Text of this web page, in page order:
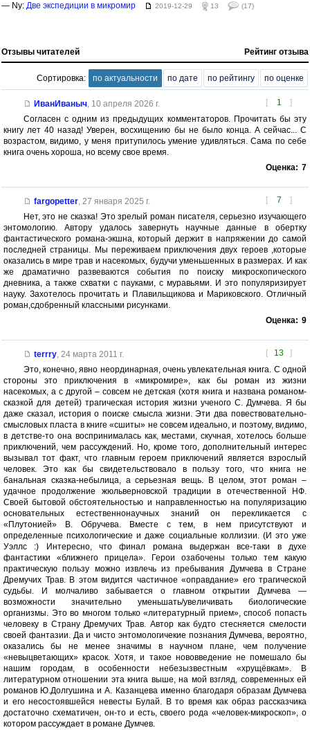
— Ny: Две экспедиции в микромир 2019-12-29 13 (17)
Отзывы читателей Рейтинг отзыва
Сортировка: по актуальности по дате по рейтингу по оценке
[ 1 ]
ИванИваныч, 10 апреля 2026 г.
Согласен с одним из предыдущих комментаторов. Прочитать бы эту
книгу лет 40 назад! Уверен, восхищению бы не было конца. А сейчас... С
возрастом, видимо, у меня притупилось умение удивляться. Сама по себе
книга очень хороша, но всему свое время.
Оценка: 7
[ 7 ]
fargopetter, 27 января 2025 г.
Нет, это не сказка! Это зрелый роман писателя, серьезно изучающего
энтомологию. Автору удалось завернуть научные данные в обертку
фантастического романа-экшна, который держит в напряжении до самой
последней страницы. Мы переживаем приключения двух героев ,которые
оказались в мире трав и насекомых, будучи уменьшенных в размерах. И как
же драматично развеваются события по поиску микроскопического
дневника, а также схватки с пауками, с муравьями. И это популяризирует
науку. Захотелось прочитать и Плавильщикова и Мариковского. Отличный
роман,сдобренный классными рисунками.
Оценка: 9
[ 13 ]
terrry, 24 марта 2011 г.
Это, конечно, явно неординарная, очень увлекательная книга. С одной
стороны это приключения в «микромире», как бы роман из жизни
насекомых, а с другой – совсем не детская (хотя книга и названа романом-
сказкой для детей) трагическая история жизни ученого С. Думчева. Я бы
даже сказал, история о поиске смысла жизни. Эти два повествовательно-
смысловых пласта в книге «сшиты» не совсем идеально, и поэтому, видимо,
в детстве-то она воспринималась как, местами, скучная, хотелось больше
приключений, чем рассуждений. Но, кроме того, дополнительный интерес
вызывал тот факт, что главным героем приключений является взрослый
человек. Это как бы свидетельствовало в пользу того, что книга не
банальная сказка-небылица, а серьезная вещь. В целом, этот роман –
удачное продолжение жюльверновской традиции в отечественной НФ.
Своей бытовой обстоятельностью и направленностью на популяризацию
основательных естественнонаучных знаний он перекликается с
«Плутонией» В. Обручева. Вместе с тем, в нем присутствуют и
определенные психологические и даже социальные коллизии. (И это уже
Уэллс :) Интересно, что финал романа выдержан все-таки в духе
фантастики «ближнего прицела». Герои озабочены только тем какую
практическую пользу можно извлечь из пребывания Думчева в Стране
Дремучих Трав. В этом видится частичное «оправдание» его трагической
судьбы. И молчаливо забывается о главном открытии Думчева —
возможности значительно уменьшать/увеличивать биологические
организмы. Это во многом только «литературный прием», способ попасть
человеку в Страну Дремучих Трав. Автор как будто стесняется смелости
своей фантазии. Да и чисто энтомологичекие познания Думчева, вероятно,
оказались бы не менее значимы в научном плане, чем получение
«невыцветающих» красок. Хотя, и такое нововведение не помешало бы
нашим городам, в особенности небезызвестным «хрущёвкам». В
литературном отношении эта книга выше, на мой взгляд, современных ей
романов Ю.Долгушина и А. Казанцева именно благодаря образам Думчева
и его несостоявшейся невесты Булай. В то время как образ рассказчика
достаточно схематичен, он-то и есть, своего рода «человек-микроскоп», о
котором рассуждает в романе Думчев.